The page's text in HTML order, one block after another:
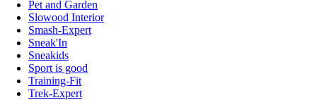
Pet and Garden
Slowood Interior
Smash-Expert
Sneak'In
Sneakids
Sport is good
Training-Fit
Trek-Expert